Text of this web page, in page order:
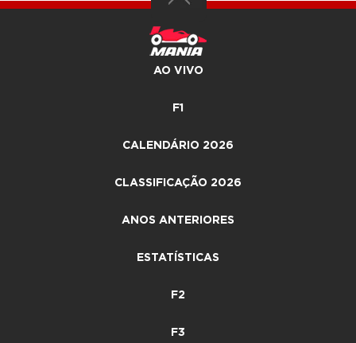
AO VIVO
F1
CALENDÁRIO 2026
CLASSIFICAÇÃO 2026
ANOS ANTERIORES
ESTATÍSTICAS
F2
F3